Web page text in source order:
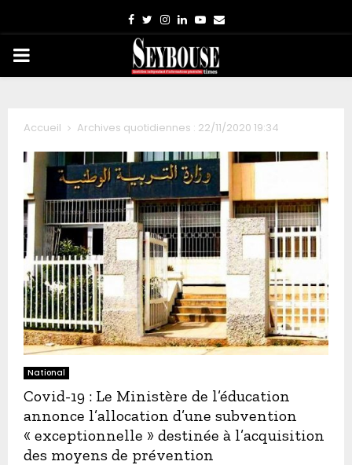
Facebook
TwitterInstagram
LinkedinYoutube
Email
PRIMARY
Accueil Archives quotidiennes : 22/11/2020 19:34
National
Covid-19 : Le Ministère de l’éducation
annonce l’allocation d’une subvention
« exceptionnelle » destinée à l’acquisition
des moyens de prévention